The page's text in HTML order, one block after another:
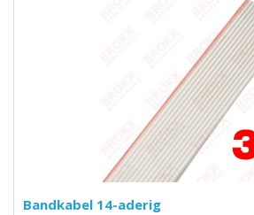
Bandkabel 14-aderig